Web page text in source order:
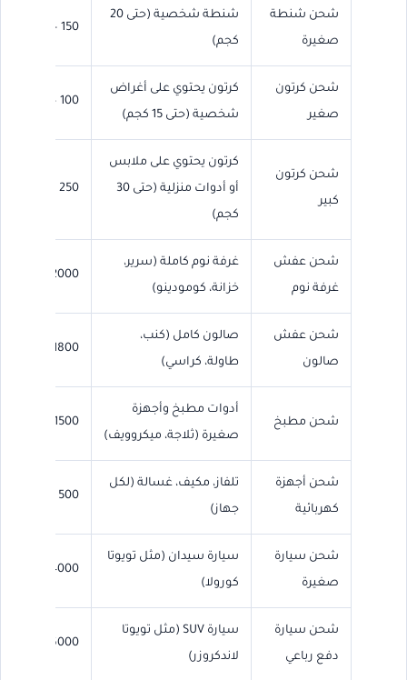
شحن شنطة
صغيرة
شنطة شخصية (حتى 20
كجم)
150 – 300
شحن كرتون
صغير
كرتون يحتوي على أغراض
شخصية (حتى 15 كجم)
100 – 250
شحن كرتون
كبير
كرتون يحتوي على ملابس
أو أدوات منزلية (حتى 30
كجم)
250 – 500
شحن عفش
غرفة نوم
غرفة نوم كاملة (سرير،
خزانة، كومودينو)
2000 – 3500
شحن عفش
صالون
صالون كامل (كنب،
طاولة، كراسي)
1800 – 3000
شحن مطبخ
أدوات مطبخ وأجهزة
صغيرة (ثلاجة، ميكروويف)
1500 – 2500
شحن أجهزة
كهربائية
تلفاز، مكيف، غسالة (لكل
جهاز)
500 – 1000
شحن سيارة
صغيرة
سيارة سيدان (مثل تويوتا
كورولا)
4000 – 6000
شحن سيارة
دفع رباعي
سيارة SUV (مثل تويوتا
لاندكروزر)
6000 – 8000